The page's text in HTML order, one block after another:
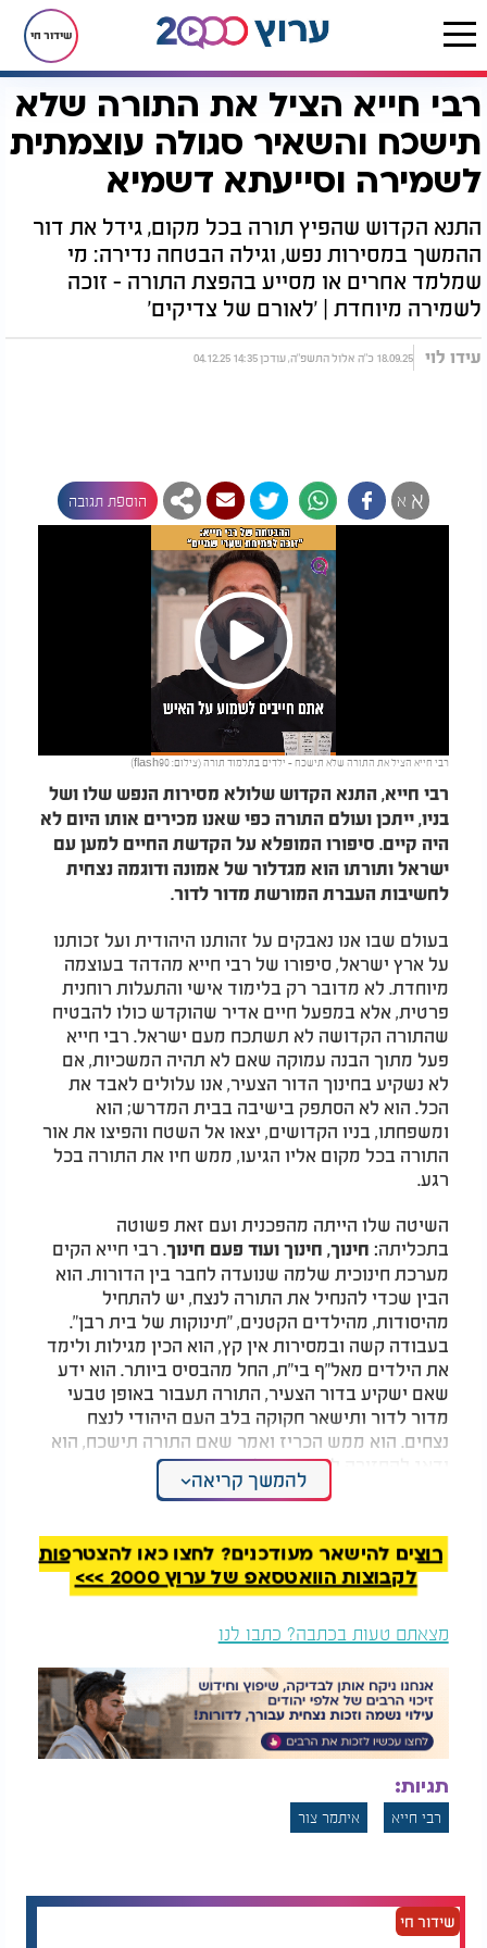
שידור חי
דף הבית יהדות ערוץ 2000 סדרות הדיגיטל של ערוץ 2000
לאורם של צדיקים
רבי חייא הציל את התורה שלא
תישכח והשאיר סגולה עוצמתית
לשמירה וסייעתא דשמיא
התנא הקדוש שהפיץ תורה בכל מקום, גידל את דור
ההמשך במסירות נפש, וגילה הבטחה נדירה: מי
שמלמד אחרים או מסייע בהפצת התורה - זוכה
לשמירה מיוחדת | 'לאורם של צדיקים'
עידו לוי 18.09.25 כ"ה אלול התשפ"ה, עודכן 14:35 04.12.25
א א הוספת תגובה
Play
Video
רבי חייא הציל את התורה שלא תישכח - ילדים בתלמוד תורה (צילום: flash90)
רבי חייא, התנא הקדוש שלולא מסירות הנפש שלו ושל
בניו, ייתכן ועולם התורה כפי שאנו מכירים אותו היום לא
היה קיים. סיפורו המופלא על הקדשת החיים למען עם
ישראל ותורתו הוא מגדלור של אמונה ודוגמה נצחית
לחשיבות העברת המורשת מדור לדור.
בעולם שבו אנו נאבקים על זהותנו היהודית ועל זכותנו
על ארץ ישראל, סיפורו של רבי חייא מהדהד בעוצמה
מיוחדת. לא מדובר רק בלימוד אישי והתעלות רוחנית
פרטית, אלא במפעל חיים אדיר שהוקדש כולו להבטיח
שהתורה הקדושה לא תשתכח מעם ישראל. רבי חייא
פעל מתוך הבנה עמוקה שאם לא תהיה המשכיות, אם
לא נשקיע בחינוך הדור הצעיר, אנו עלולים לאבד את
הכל. הוא לא הסתפק בישיבה בבית המדרש; הוא
ומשפחתו, בניו הקדושים, יצאו אל השטח והפיצו את אור
התורה בכל מקום אליו הגיעו, ממש חיו את התורה בכל
רגע.
השיטה שלו הייתה מהפכנית ועם זאת פשוטה
בתכליתה: חינוך, חינוך ועוד פעם חינוך. רבי חייא הקים
מערכת חינוכית שלמה שנועדה לחבר בין הדורות. הוא
הבין שכדי להנחיל את התורה לנצח, יש להתחיל
מהיסודות, מהילדים הקטנים, "תינוקות של בית רבן".
בעבודה קשה ובמסירות אין קץ, הוא הכין מגילות ולימד
את הילדים מאל"ף בי"ת, החל מהבסיס ביותר. הוא ידע
שאם ישקיע בדור הצעיר, התורה תעבור באופן טבעי
מדור לדור ותישאר חקוקה בלב העם היהודי לנצח
נצחים. הוא ממש הכריז ואמר שאם התורה תישכח, הוא
ידאג להחזירה לעם ישראל.
המלצות נוספות
לאורם של צדיקים: מה
מביא אלפי יהודים לציון
שמואל הנביא?
איתמר צור חושף את
כוחן של שלוש מילים |
הנס של רבי מאיר
והדלת לישועה
שאנו נושאים, כל דף גמרא שאנו לומדים, כל מצווה
שאנו מקיימים, הכל עומד על היסודות האיתנים שהניחו
את תלמידיו, אותם ילדים שגידל על ברכי התורה, להפיץ
את האור הלאה בעצמם. כך, מתוך אמונה מוחלטת
ועבודה מאומצת, נשמרה הגחלת היהודית בוערת עד
להמשך קריאה
רוצים להישאר מעודכנים? לחצו כאן להצטרפות
לקבוצות הוואטסאפ של ערוץ 2000 >>>
מצאתם טעות בכתבה? כתבו לנו
תגיות:
רבי חייא איתמר צור
שידור חי